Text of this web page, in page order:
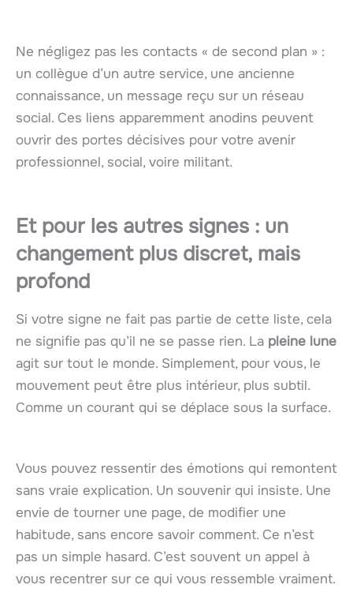
Ne négligez pas les contacts « de second plan » :
un collègue d’un autre service, une ancienne
connaissance, un message reçu sur un réseau
social. Ces liens apparemment anodins peuvent
ouvrir des portes décisives pour votre avenir
professionnel, social, voire militant.
Et pour les autres signes : un
changement plus discret, mais
profond
Si votre signe ne fait pas partie de cette liste, cela
ne signifie pas qu’il ne se passe rien. La pleine lune
agit sur tout le monde. Simplement, pour vous, le
mouvement peut être plus intérieur, plus subtil.
Comme un courant qui se déplace sous la surface.
Vous pouvez ressentir des émotions qui remontent
sans vraie explication. Un souvenir qui insiste. Une
envie de tourner une page, de modifier une
habitude, sans encore savoir comment. Ce n’est
pas un simple hasard. C’est souvent un appel à
vous recentrer sur ce qui vous ressemble vraiment.